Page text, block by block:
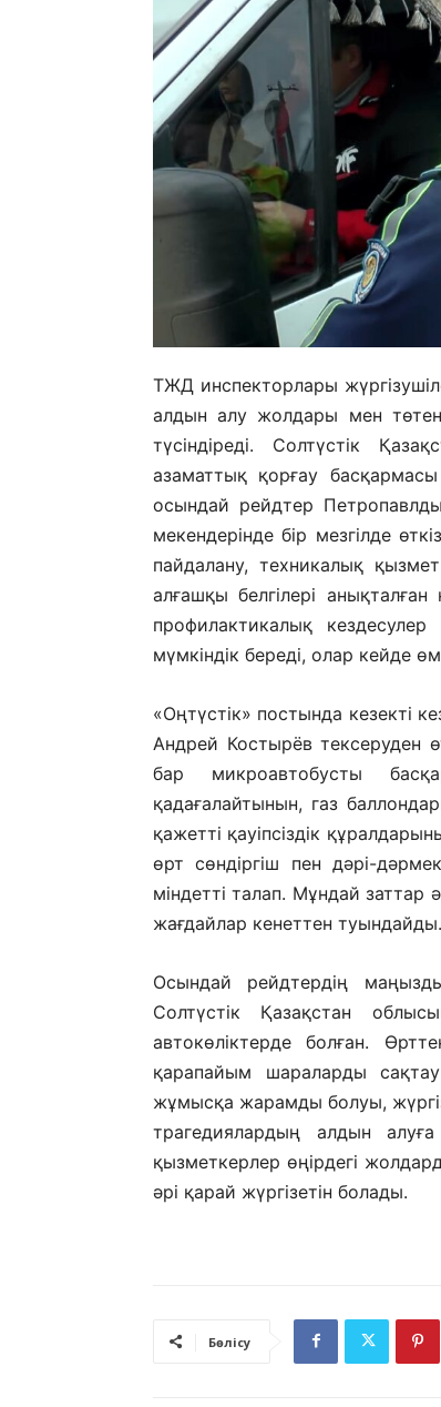
ТЖД инспекторлары
алдын алу жолдары мен
түсіндіреді. Солтүстік
азаматтық қорғау
осындай рейдтер
мекендерінде бір мезгілде
пайдалану, техникалық
алғашқы белгілері
профилактикалық кездесулер
мүмкіндік береді, олар кейде
«Оңтүстік» постында кезекті
Андрей Костырёв тексеруден
бар микроавтобусты
қадағалайтынын, газ
қажетті қауіпсіздік
өрт сөндіргіш пен дәрі-
міндетті талап. Мұндай заттар
жағдайлар кенеттен туындайды.
Осындай рейдтердің
Солтүстік Қазақстан
автокөліктерде болған.
қарапайым шараларды
жұмысқа жарамды болуы,
трагедиялардың алдын
қызметкерлер өңірдегі
әрі қарай жүргізетін болады.
Бөлісу